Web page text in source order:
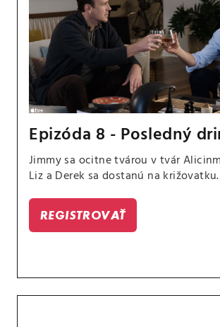
Epizóda 8 - Posledný
Jimmy sa ocitne tvárou v tvár
Liz a Derek sa dostanú na križovatku.
REGISTROVAŤ